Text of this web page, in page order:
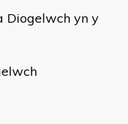
Diogelwch yn y